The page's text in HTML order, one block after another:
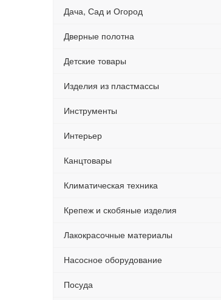
Дача, Сад и Огород
Дверные полотна
Детские товары
Изделия из пластмассы
Инструменты
Интерьер
Канцтовары
Климатическая техника
Крепеж и скобяные изделия
Лакокрасочные материалы
Насосное оборудование
Посуда